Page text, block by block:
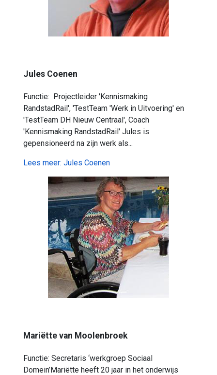
Jules Coenen
Functie: Projectleider 'Kennismaking
RandstadRail', 'TestTeam 'Werk in Uitvoering' en
'TestTeam DH Nieuw Centraal', Coach
'Kennismaking RandstadRail' Jules is
gepensioneerd na zijn werk als...
Lees meer: Jules Coenen
Mariëtte van Moolenbroek
Functie: Secretaris ‘werkgroep Sociaal
Domein’Mariëtte heeft 20 jaar in het onderwijs